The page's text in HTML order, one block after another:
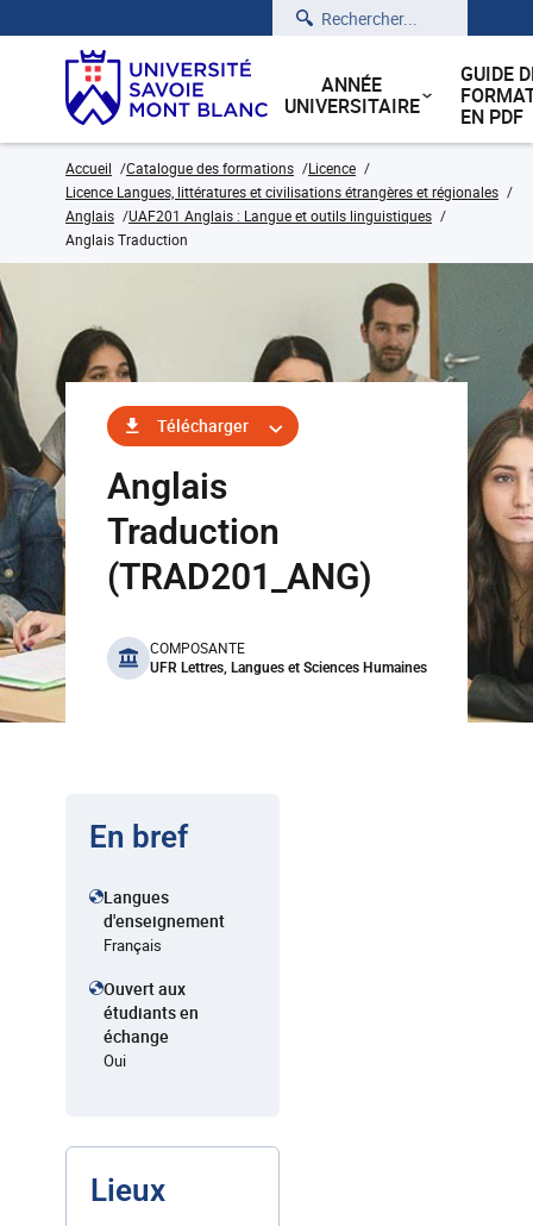
Rechercher
ANNÉE
UNIVERSITAIRE
GUIDE
EN PDF
Accueil Catalogue des formations
Licence
Licence Langues, littératures et civilisations étrangères et régionales
Anglais
UAF201 Anglais : Langue et outils linguistiques
Anglais Traduction
Télécharger
Anglais
Traduction
(TRAD201_ANG)
benefits
COMPOSANTE
UFR Lettres, Langues et Sciences Humaines
En bref
Langues
d'enseignement
Français
Ouvert aux
étudiants en
échange
Oui
Lieux